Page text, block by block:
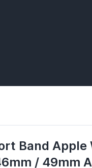
Band
/ 49mm